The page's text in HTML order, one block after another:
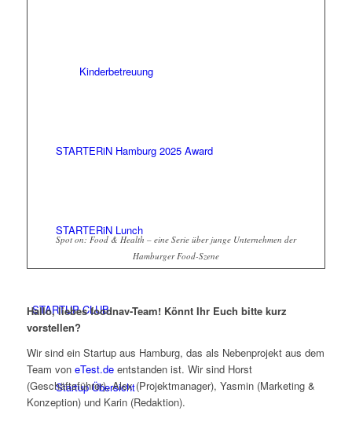
Kinderbetreuung
STARTERiN Hamburg 2025 Award
STARTERiN Lunch
STARTUP CLUB
Startup Übersicht
Spot on: Food & Health – eine Serie über junge Unternehmen der
Hamburger Food-Szene
Hallo, liebes foodnav-Team! Könnt Ihr Euch bitte kurz
vorstellen?
Wir sind ein Startup aus Hamburg, das als Nebenprojekt aus dem
Team von eTest.deentstanden ist. Wir sind Horst
(Geschäftsführer), Alex (Projektmanager), Yasmin (Marketing &
Konzeption) und Karin (Redaktion).